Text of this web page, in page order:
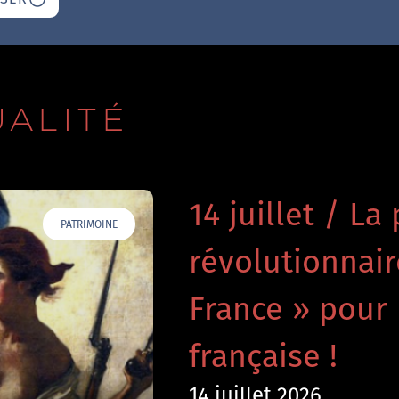
PATRIMOINE
14 juillet / La
France »
française !